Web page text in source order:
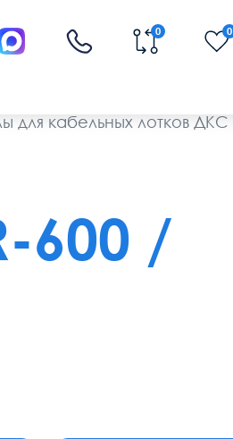
0 0
для кабельных лотков ДКС
600 /